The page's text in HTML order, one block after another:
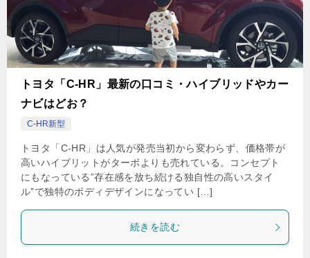
トヨタ「C-HR」最新の口コミ・ハイブリッドやカー
ナビはどお？
C-HR新型
トヨタ「C-HR」は人気が発売当初から変わらず、価格帯が
高いハイブリットがターボよりも売れている。コンセプト
にもなっている”存在感を放ち続ける独自性の高いスタイ
ル”で独特のボディデザインになってい […]
続きを読む